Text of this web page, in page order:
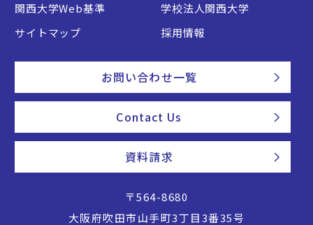
関西大学Web基準
学校法人関西大学
サイトマップ
採用情報
お問い合わせ一覧
Contact Us
資料請求
〒564-8680
大阪府吹田市山手町3丁目3番35号